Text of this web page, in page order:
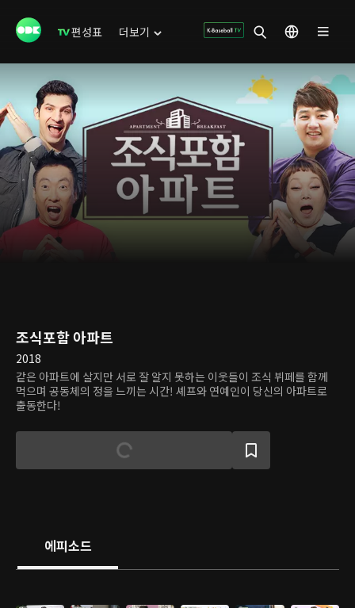
편성표 더보기
조식포함 아파트
2018
같은 아파트에 살지만 서로 잘 알지 못하는 이웃들이 조식 뷔페를 함께
먹으며 공동체의 정을 느끼는 시간! 셰프와 연예인이 당신의 아파트로
출동한다!
에피소드